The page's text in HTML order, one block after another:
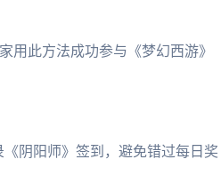
用此方法成功参与《梦幻西游》
阴阳师》签到，避免错过每日奖